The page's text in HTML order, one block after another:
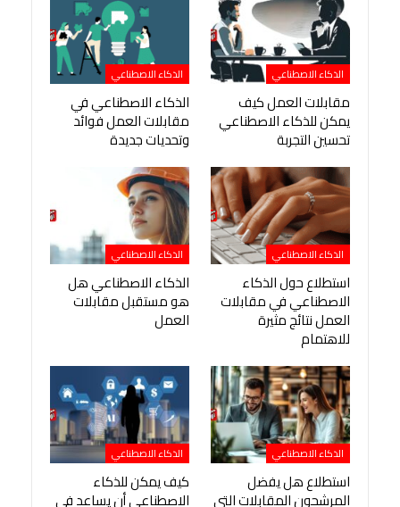
الذكاء الاصطناعي
مقابلات العمل كيف
يمكن للذكاء الاصطناعي
تحسين التجربة
الذكاء الاصطناعي
الذكاء الاصطناعي في
مقابلات العمل فوائد
وتحديات جديدة
الذكاء الاصطناعي
استطلاع حول الذكاء
الاصطناعي في مقابلات
العمل نتائج مثيرة
للاهتمام
الذكاء الاصطناعي
الذكاء الاصطناعي هل
هو مستقبل مقابلات
العمل
الذكاء الاصطناعي
استطلاع هل يفضل
المرشحون المقابلات التي
الذكاء الاصطناعي
كيف يمكن للذكاء
الاصطناعي أن يساعد في